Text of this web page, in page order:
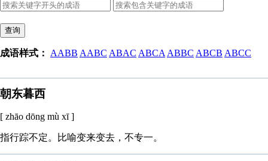
查询
成语样式： AABB AABC ABAC ABCAABBC ABCB ABCC
朝东暮西
[ zhāo dōng mù xī ]
指行踪不定。比喻变来变去，不专一。